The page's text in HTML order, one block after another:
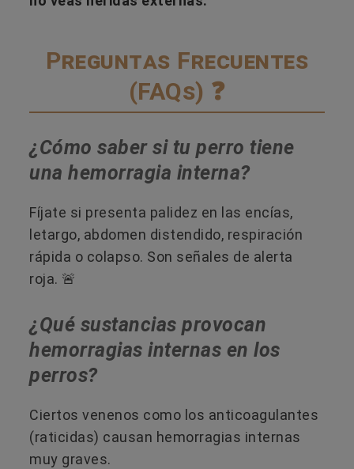
Preguntas Frecuentes
(FAQs) ❓
¿Cómo saber si tu perro tiene
una hemorragia interna?
Fíjate si presenta palidez en las encías,
letargo, abdomen distendido, respiración
rápida o colapso. Son señales de alerta
roja. 🚨
¿Qué sustancias provocan
hemorragias internas en los
perros?
Ciertos venenos como los anticoagulantes
(raticidas) causan hemorragias internas
muy graves.